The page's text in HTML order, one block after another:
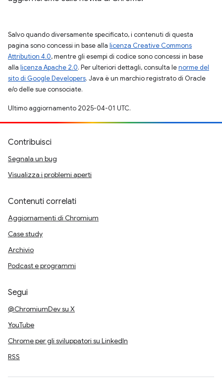
Salvo quando diversamente specificato, i contenuti di questa
pagina sono concessi in base alla licenza Creative Commons
Attribution 4.0, mentre gli esempi di codice sono concessi in base
alla licenza Apache 2.0. Per ulteriori dettagli, consulta lenorme del
sito di Google Developers. Java è un marchio registrato di Oracle
e/o delle sue consociate.
Ultimo aggiornamento 2025-04-01 UTC.
Contribuisci
Segnala un bug
Visualizza i problemi aperti
Contenuti correlati
Aggiornamenti di Chromium
Case study
Archivio
Podcast e programmi
Segui
@ChromiumDev su X
YouTube
Chrome per gli sviluppatori su LinkedIn
RSS